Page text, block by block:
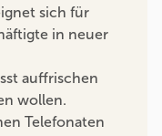
sich für
in neuer
auffrischen
wollen.
Telefonaten